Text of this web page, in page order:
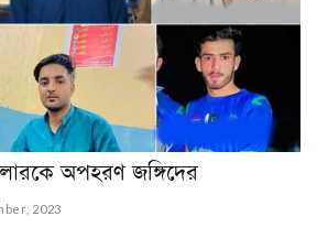
অপহরণ জঙ্গিদের
2023